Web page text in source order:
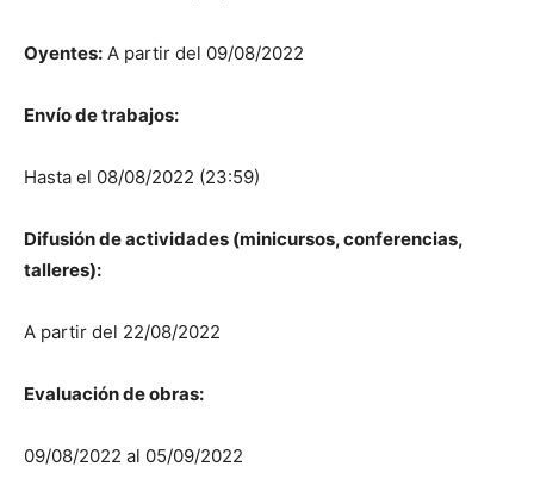
Oyentes: A partir del 09/08/2022
Envío de trabajos:
Hasta el 08/08/2022 (23:59)
Difusión de actividades (minicursos, conferencias,
talleres):
A partir del 22/08/2022
Evaluación de obras:
09/08/2022 al 05/09/2022